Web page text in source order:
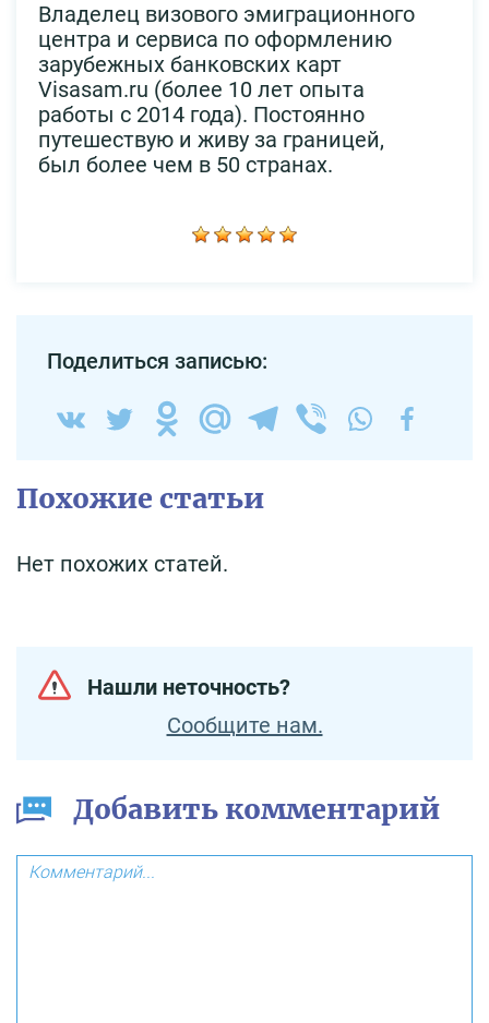
Владелец визового эмиграционного
центра и сервиса по оформлению
зарубежных банковских карт
Visasam.ru (более 10 лет опыта
работы с 2014 года). Постоянно
путешествую и живу за границей,
был более чем в 50 странах.
Поделиться записью:
Похожие статьи
Нет похожих статей.
Нашли неточность?
Сообщите нам.
Добавить комментарий